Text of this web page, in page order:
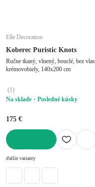
Elle Decoration
Koberec Puristic Knots
Ručne tkaný, vlnený, bouclé, bez
krémovobiely, 140x200 cm
(1)
Na sklade
Posledné kúsky
175 €
ďalšie varianty